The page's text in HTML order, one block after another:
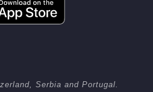
Serbia and Portugal.